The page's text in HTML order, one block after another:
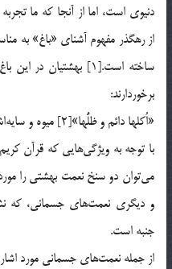
دنيوي است، اما از آنجا كه ما
از رهگذر مفهوم آشناي «باغ» به
ساخته است.[1] بهشتيان
برخوردارند:
«اُكلها دائم و ظلُّها»[2] ميوه و سايه‌اش پايدار و دائمي است.
با توجه به ويژگي‌هايي كه قرآن
مي‌توان دو سنخ نعمت بهشتي را
و ديگري نعمت‌هاي جسماني، كه
جنبه است.
از جمله نعمت‌هاي جسماني مورد